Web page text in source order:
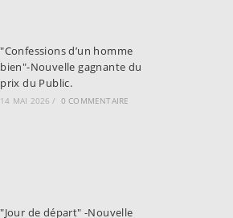
"Confessions d’un homme
bien"-Nouvelle gagnante du
prix du Public.
14 MAI 2026 / 0 COMMENTAIRE
"Jour de départ" -Nouvelle